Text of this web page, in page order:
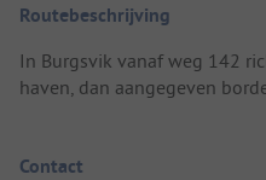
Routebeschrijving
In Burgsvik vanaf weg 142
haven, dan aangegeven
Contact